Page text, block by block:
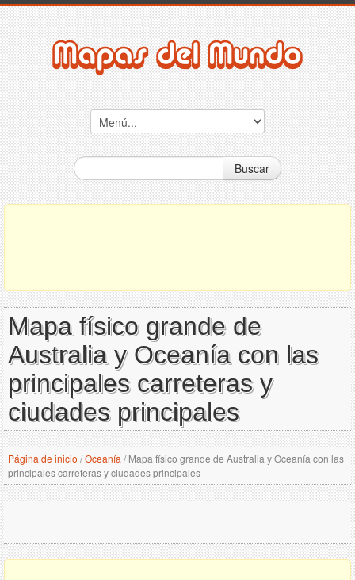
Buscar
Mapa físico grande de
Australia y Oceanía con las
principales carreteras y
ciudades principales
Página de inicio /Oceanía /Mapa físico grande de Australia y Oceanía con las
principales carreteras y ciudades principales